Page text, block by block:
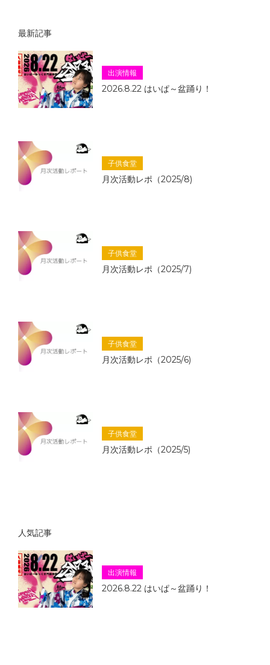
最新記事
出演情報
2026.8.22 はいぱ～盆踊り！
子供食堂
月次活動レポ（2025/8)
子供食堂
月次活動レポ（2025/7)
子供食堂
月次活動レポ（2025/6)
子供食堂
月次活動レポ（2025/5)
人気記事
出演情報
2026.8.22 はいぱ～盆踊り！